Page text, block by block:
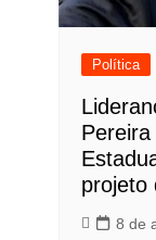
Política
projeto
8 de